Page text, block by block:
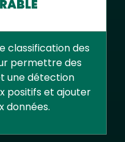
classification des
permettre des
une détection
positifs et ajouter
données.